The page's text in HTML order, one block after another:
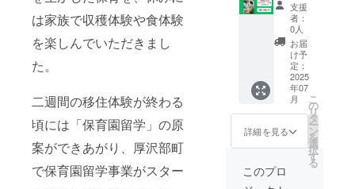
は家族で収穫体験や食体験
を楽しんでいただきまし
た。
二週間の移住体験が終わる
頃には「保育園留学」の原
案ができあがり、厚沢部町
で保育園留学事業がスター
のリ
ターン
に貼付
された
ラベル
や注意
書きを
ご確認
くださ
い。 〇
定：
2025年
詳細情
報を
メール
にてご
案内し
ます。
ト料理
を中心
とした
ニュー
を提供
いたし
ます ・
クラウ
ドファ
ンディ
ング終
了後、
詳細情
タリン
グ料理
（15名
分ま
で） ・
出張し
てケー
タリン
グ料理
をご提
供いた
します
・内
容：食
支援
者：
0人
お届
け予
定：
2025
年07
月
詳細を見る
こ
の
リ
タ
ー
ン
を
選
択
す
る
このプロ